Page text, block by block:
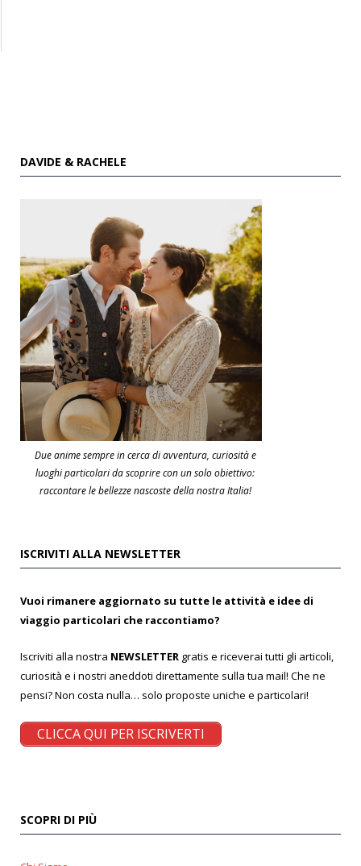
DAVIDE & RACHELE
Due anime sempre in cerca di avventura, curiosità e
luoghi particolari da scoprire con un solo obiettivo:
raccontare le bellezze nascoste della nostra Italia!
ISCRIVITI ALLA NEWSLETTER
Vuoi rimanere aggiornato su tutte le attività e idee di
viaggio particolari che raccontiamo?
Iscriviti alla nostra NEWSLETTER gratis e riceverai tutti gli articoli,
curiosità e i nostri aneddoti direttamente sulla tua mail! Che ne
pensi? Non costa nulla… solo proposte uniche e particolari!
CLICCA QUI PER ISCRIVERTI
SCOPRI DI PIÙ